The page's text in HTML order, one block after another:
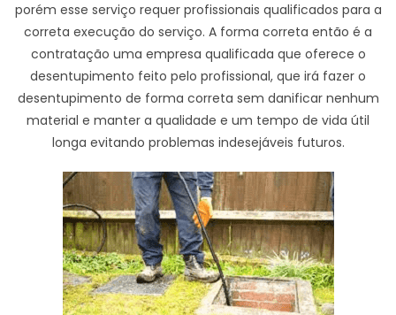
porém esse serviço requer profissionais qualificados para a
correta execução do serviço. A forma correta então é a
contratação uma empresa qualificada que oferece o
desentupimento feito pelo profissional, que irá fazer o
desentupimento de forma correta sem danificar nenhum
material e manter a qualidade e um tempo de vida útil
longa evitando problemas indesejáveis futuros.